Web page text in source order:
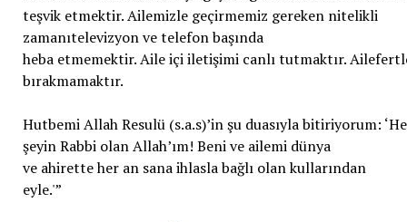
teşvik etmektir. Ailemizle geçirmemiz gereken nitelikli
zamanıtelevizyon ve telefon başında
heba etmemektir. Aile içi iletişimi canlı tutmaktır.
bırakmamaktır.
Hutbemi Allah Resulü (s.a.s)’in şu duasıyla bitiriyorum:
şeyin Rabbi olan Allah’ım! Beni ve ailemi dünya
ve ahirette her an sana ihlasla bağlı olan kullarından
eyle.'”